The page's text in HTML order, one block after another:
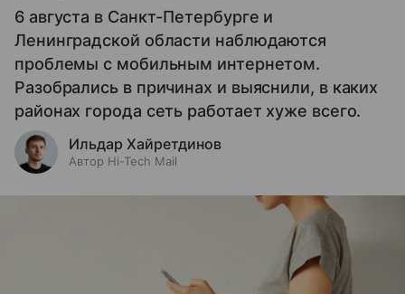
6 августа в Санкт-Петербурге и
Ленинградской области наблюдаются
проблемы с мобильным интернетом.
Разобрались в причинах и выяснили, в каких
районах города сеть работает хуже всего.
Ильдар Хайретдинов
Автор Hi-Tech Mail